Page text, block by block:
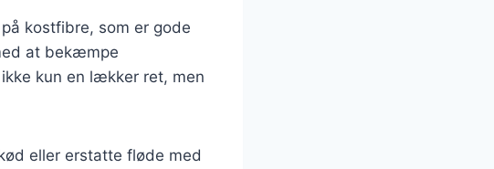
kostfibre, som er gode
at bekæmpe
kun en lækker ret, men
eller erstatte fløde med